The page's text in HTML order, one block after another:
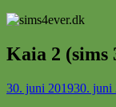
Kaia 2 (sims
30. juni 201930. juni